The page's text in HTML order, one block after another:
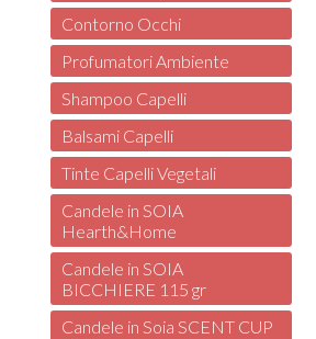
Contorno Occhi
Profumatori Ambiente
Shampoo Capelli
Balsami Capelli
Tinte Capelli Vegetali
Candele in SOIA
Hearth&Home
Candele in SOIA
BICCHIERE 115 gr
Candele in Soia SCENT CUP